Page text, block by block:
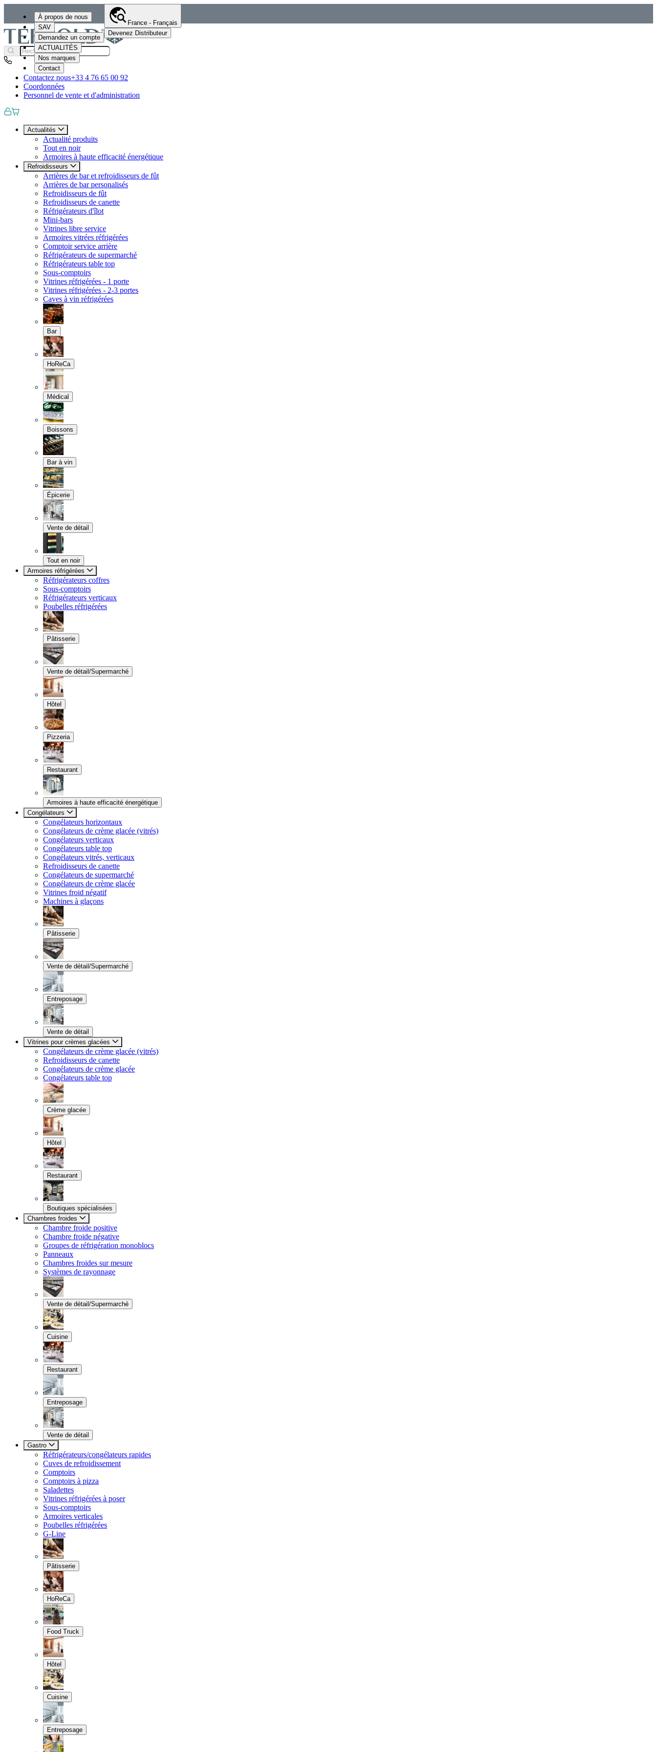
À propos de nous
SAV
Demandez un compte
ACTUALITÉS
Nos marques
Contact
France - Français
Devenez Distributeur
Contactez nous+33 4 76 65 00 92
Coordonnées
Personnel de vente et d'administration
Actualités
Actualité produits
Tout en noir
Armoires à haute efficacité énergétique
Refroidisseurs
Arrières de bar et refroidisseurs de fût
Arrières de bar personalisés
Refroidisseurs de fût
Refroidisseurs de canette
Réfrigérateurs d'îlot
Mini-bars
Vitrines libre service
Armoires vitrées réfrigérées
Comptoir service arrière
Réfrigérateurs de supermarché
Réfrigérateurs table top
Sous-comptoirs
Vitrines réfrigérées - 1 porte
Vitrines réfrigérées - 2-3 portes
Caves à vin réfrigérées
Bar
HoReCa
Médical
Boissons
Bar à vin
Épicerie
Vente de détail
Tout en noir
Armoires réfrigérées
Réfrigérateurs coffres
Sous-comptoirs
Réfrigérateurs verticaux
Poubelles réfrigérées
Pâtisserie
Vente de détail/Supermarché
Hôtel
Pizzeria
Restaurant
Armoires à haute efficacité énergétique
Congélateurs
Congélateurs horizontaux
Congélateurs de crème glacée (vitrés)
Congélateurs verticaux
Congélateurs table top
Congélateurs vitrés, verticaux
Refroidisseurs de canette
Congélateurs de supermarché
Congélateurs de crème glacée
Vitrines froid négatif
Machines à glaçons
Pâtisserie
Vente de détail/Supermarché
Entreposage
Vente de détail
Vitrines pour crèmes glacées
Congélateurs de crème glacée (vitrés)
Refroidisseurs de canette
Congélateurs de crème glacée
Congélateurs table top
Crème glacée
Hôtel
Restaurant
Boutiques spécialisées
Chambres froides
Chambre froide positive
Chambre froide négative
Groupes de réfrigération monoblocs
Panneaux
Chambres froides sur mesure
Systèmes de rayonnage
Vente de détail/Supermarché
Cuisine
Restaurant
Entreposage
Vente de détail
Gastro
Réfrigérateurs/congélateurs rapides
Cuves de refroidissement
Comptoirs
Comptoirs à pizza
Saladettes
Vitrines réfrigérées à poser
Sous-comptoirs
Armoires verticales
Poubelles réfrigérées
G-Line
Pâtisserie
HoReCa
Food Truck
Hôtel
Cuisine
Entreposage